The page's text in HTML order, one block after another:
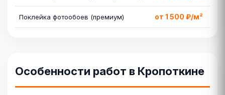
Поклейка фотообоев (премиум) от 1 500 ₽/м²
Особенности работ в Кропоткине